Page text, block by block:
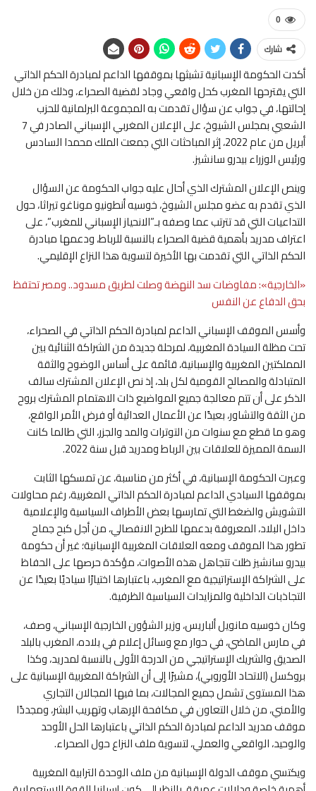
0
شارك
أكدت الحكومة الإسبانية تشبثها بموقفها الداعم لمبادرة الحكم الذاتي
التي يقترحها المغرب كحل واقعي وجاد لقضية الصحراء، وذلك من خلال
إحالتها، في جواب عن سؤال تقدمت به المجموعة البرلمانية للحزب
الشعبي بمجلس الشيوخ، على الإعلان المغربي الإسباني الصادر في 7
أبريل من عام 2022، إثر المباحثات التي جمعت الملك محمدا السادس
ورئيس الوزراء بيدرو سانشيز.
وينص الإعلان المشترك الذي أحال عليه جواب الحكومة عن السؤال
الذي تقدم به عضو مجلس الشيوخ، خوسيه أنطونيو موناغو تيراثا، حول
التداعيات التي قد تترتب عما وصفه بـ”الانحياز الإسباني للمغرب”، على
اعتراف مدريد بأهمية قضية الصحراء بالنسبة للرباط، ودعمها مبادرة
الحكم الذاتي التي تقدمت بها الأخيرة لتسوية هذا النزاع الإقليمي.
«الخارجية»: مفاوضات سد النهضة وصلت لطريق مسدود.. ومصر تحتفظ
بحق الدفاع عن النفس
وأسس الموقف الإسباني الداعم لمبادرة الحكم الذاتي في الصحراء،
تحت مظلة السيادة المغربية، لمرحلة جديدة من الشراكة الثنائية بين
المملكتين المغربية والإسبانية، قائمة على أساس الوضوح والثقة
المتبادلة والمصالح القومية لكل بلد، إذ نص الإعلان المشترك سالف
الذكر على أن تتم معالجة جميع المواضيع ذات الاهتمام المشترك بروح
من الثقة والتشاور، بعيدًا عن الأعمال العدائية أو فرض الأمر الواقع،
وهو ما قطع مع سنوات من التوترات والمد والجزر، التي طالما كانت
السمة المميزة للعلاقات بين الرباط ومدريد قبل سنة 2022.
وعبرت الحكومة الإسبانية، في أكثر من مناسبة، عن تمسكها الثابت
بموقفها السيادي الداعم لمبادرة الحكم الذاتي المغربية، رغم محاولات
التشويش والضغط التي تمارسها بعض الأطراف السياسية والإعلامية
داخل البلاد، المعروفة بدعمها للطرح الانفصالي، من أجل كبح جماح
تطور هذا الموقف ومعه العلاقات المغربية الإسبانية؛ غير أن حكومة
بيدرو سانشيز ظلت تتجاهل هذه الأصوات، مؤكدة حرصها على الحفاظ
على الشراكة الإستراتيجية مع المغرب، باعتبارها اختيارًا سياديًا بعيدًا عن
التجاذبات الداخلية والمزايدات السياسية الظرفية.
وكان خوسيه مانويل ألباريس، وزير الشؤون الخارجية الإسباني، وصف،
في مارس الماضي، في حوار مع وسائل إعلام في بلاده، المغرب بالبلد
الصديق والشريك الإستراتيجي من الدرجة الأولى بالنسبة لمدريد، وكذا
بروكسل (الاتحاد الأوروبي)، مشيرًا إلى أن الشراكة المغربية الإسبانية على
هذا المستوى تشمل جميع المجالات، بما فيها المجالان التجاري
والأمني، من خلال التعاون في مكافحة الإرهاب وتهريب البشر، ومجددًا
موقف مدريد الداعم لمبادرة الحكم الذاتي باعتبارها الحل الأوحد
والوحيد، الواقعي والعملي، لتسوية ملف النزاع حول الصحراء.
ويكتسي موقف الدولة الإسبانية من ملف الوحدة الترابية المغربية